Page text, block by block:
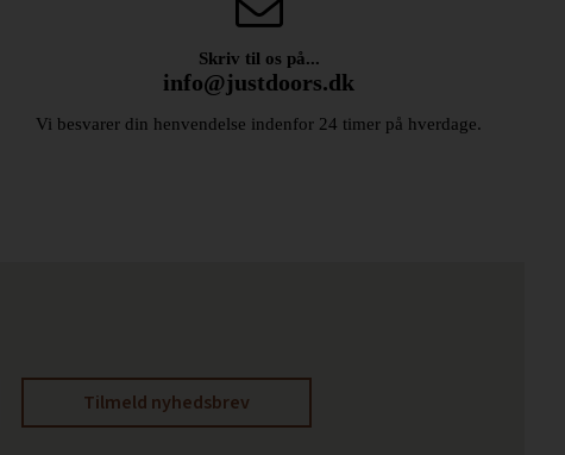
Skriv til os på...
info@justdoors.dk
Vi besvarer din henvendelse indenfor 24 timer på hverdage.